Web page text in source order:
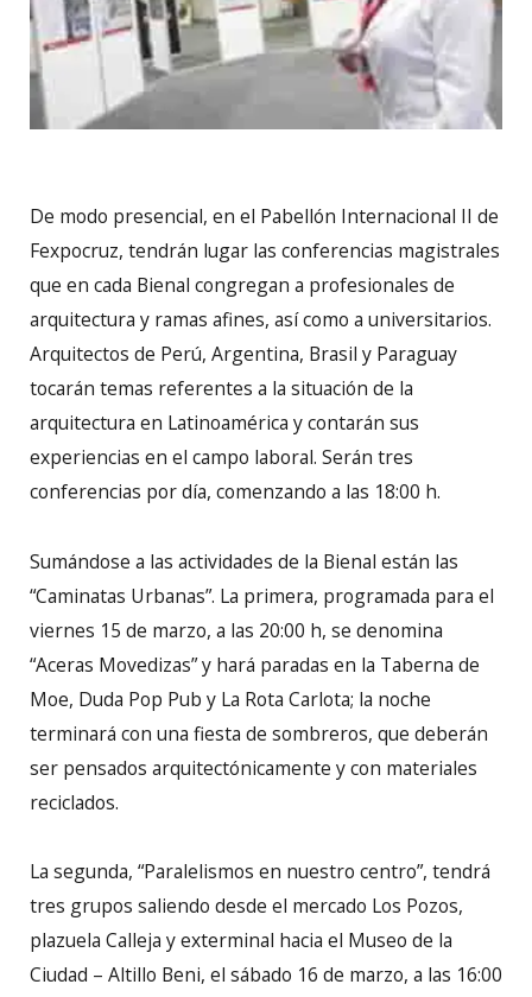
De modo presencial, en el Pabellón Internacional II de
Fexpocruz, tendrán lugar las conferencias magistrales
que en cada Bienal congregan a profesionales de
arquitectura y ramas afines, así como a universitarios.
Arquitectos de Perú, Argentina, Brasil y Paraguay
tocarán temas referentes a la situación de la
arquitectura en Latinoamérica y contarán sus
experiencias en el campo laboral. Serán tres
conferencias por día, comenzando a las 18:00 h.
Sumándose a las actividades de la Bienal están las
“Caminatas Urbanas”. La primera, programada para el
viernes 15 de marzo, a las 20:00 h, se denomina
“Aceras Movedizas” y hará paradas en la Taberna de
Moe, Duda Pop Pub y La Rota Carlota; la noche
terminará con una fiesta de sombreros, que deberán
ser pensados arquitectónicamente y con materiales
reciclados.
La segunda, “Paralelismos en nuestro centro”, tendrá
tres grupos saliendo desde el mercado Los Pozos,
plazuela Calleja y exterminal hacia el Museo de la
Ciudad – Altillo Beni, el sábado 16 de marzo, a las 16:00